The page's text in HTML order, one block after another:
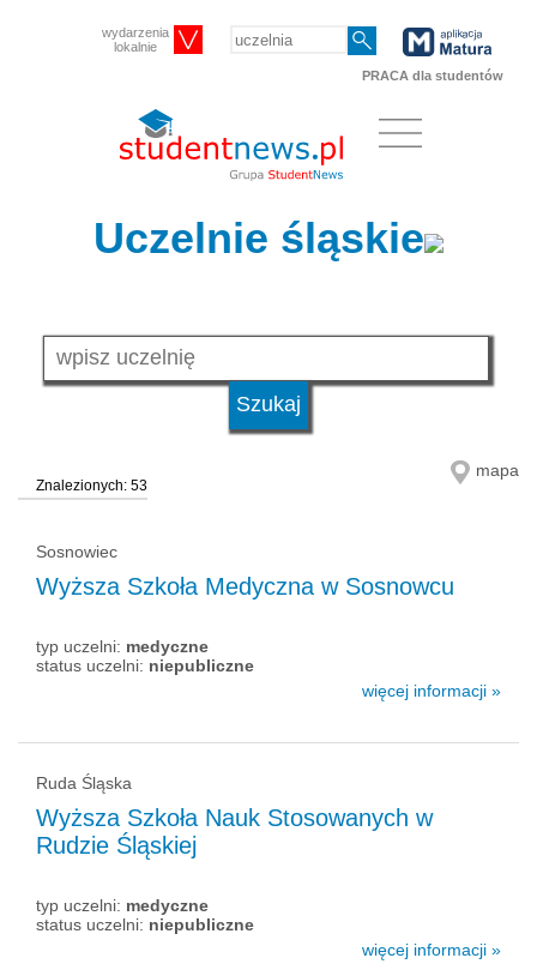
wydarzenia
lokalnie
PRACA dla studentów
Uczelnie śląskie
Znalezionych: 53
mapa
Sosnowiec
Wyższa Szkoła Medyczna w Sosnowcu
typ uczelni: medyczne
status uczelni: niepubliczne
więcej informacji »
Ruda Śląska
Wyższa Szkoła Nauk Stosowanych w
Rudzie Śląskiej
typ uczelni: medyczne
status uczelni: niepubliczne
więcej informacji »